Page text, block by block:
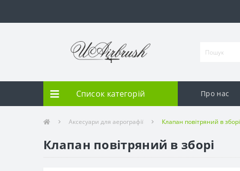
Список категорій Про нас
Аксесуари для аерографії Клапан повітряний в зборі
Клапан повітряний в зборі